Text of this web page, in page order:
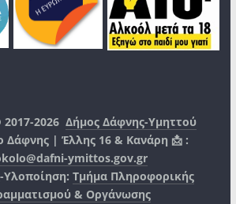
2017-2026Δήμος Δάφνης-Υμηττού
Δάφνης | Έλλης 16 & Κανάρη 📩 :
ymittos.gov.gr
Υλοποίηση: Τμήμα Πληροφορικής
& Οργάνωσης